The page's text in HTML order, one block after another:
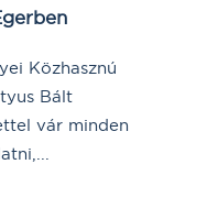
Közhasznú
Bált
vár minden